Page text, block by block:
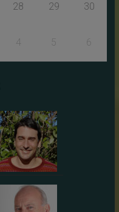
28 29 30
4 5 6